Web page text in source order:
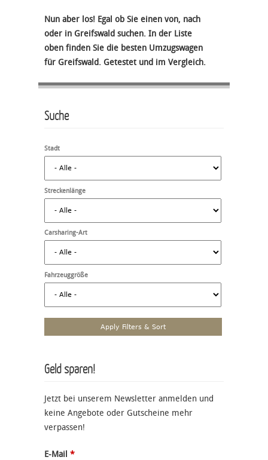
Nun aber los! Egal ob Sie einen von, nach
oder in Greifswald suchen. In der Liste
oben finden Sie die besten Umzugswagen
für Greifswald. Getestet und im Vergleich.
Suche
Stadt
Streckenlänge
Carsharing-Art
Fahrzeuggröße
Geld sparen!
Jetzt bei unserem Newsletter anmelden und
keine Angebote oder Gutscheine mehr
verpassen!
E-Mail *